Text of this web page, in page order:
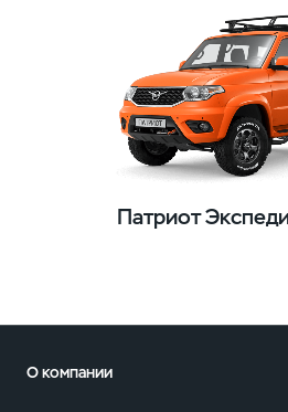
Патриот
О компании